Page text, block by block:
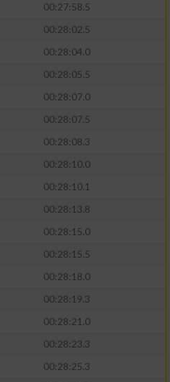
00:27:58.5
00:28:02.5
00:28:04.0
00:28:05.5
00:28:07.0
00:28:07.5
00:28:08.3
00:28:10.0
00:28:10.1
00:28:13.8
00:28:15.0
00:28:15.5
00:28:18.0
00:28:19.3
00:28:21.0
00:28:23.3
00:28:25.3